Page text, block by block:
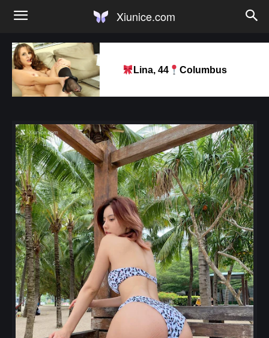
Xiunice.com
Lina, 44 Columbus